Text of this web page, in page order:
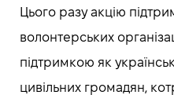
Цього разу акцію
волонтерських
підтримкою як
цивільних громадян,